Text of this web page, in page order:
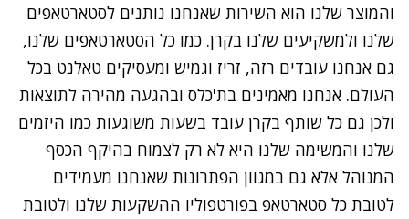
והמוצר שלנו הוא השירות שאנחנו נותנים לסטארטאפים
שלנו ולמשקיעים שלנו בקרן. כמו כל הסטארטאפים שלנו,
גם אנחנו עובדים רזה, זריז וגמיש ומעסיקים טאלנט בכל
העולם. אנחנו מאמינים בת'כלס ובהגעה מהירה לתוצאות
ולכן גם כל שותף בקרן עובד בשעות משוגעות כמו היזמים
שלנו והמשימה שלנו היא לא רק לצמוח בהיקף הכסף
המנוהל אלא גם במגוון הפתרונות שאנחנו מעמידים
לטובת כל סטארטאפ בפורטפוליו ההשקעות שלנו ולטובת